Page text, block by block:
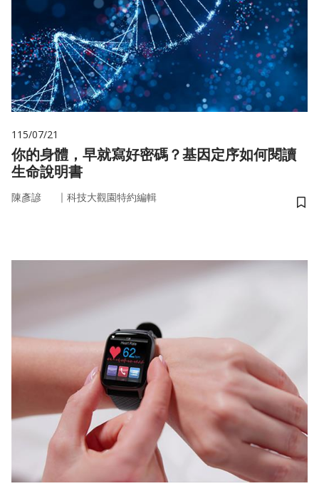
115/07/21
你的身體，早就寫好密碼？基因定序如何閱讀
生命說明書
陳彥諺 ｜ 科技大觀園特約編輯
儲